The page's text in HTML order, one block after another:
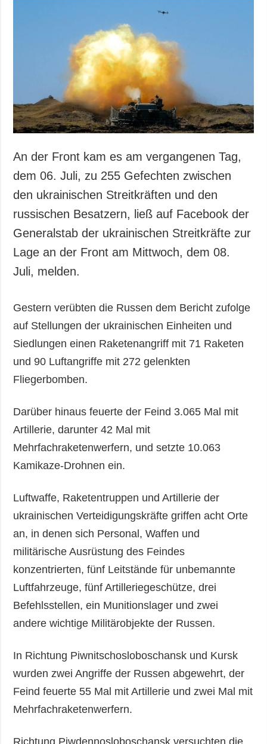
An der Front kam es am vergangenen Tag,
dem 06. Juli, zu 255 Gefechten zwischen
den ukrainischen Streitkräften und den
russischen Besatzern, ließ auf Facebook der
Generalstab der ukrainischen Streitkräfte zur
Lage an der Front am Mittwoch, dem 08.
Juli, melden.
Gestern verübten die Russen dem Bericht zufolge
auf Stellungen der ukrainischen Einheiten und
Siedlungen einen Raketenangriff mit 71 Raketen
und 90 Luftangriffe mit 272 gelenkten
Fliegerbomben.
Darüber hinaus feuerte der Feind 3.065 Mal mit
Artillerie, darunter 42 Mal mit
Mehrfachraketenwerfern, und setzte 10.063
Kamikaze-Drohnen ein.
Luftwaffe, Raketentruppen und Artillerie der
ukrainischen Verteidigungskräfte griffen acht Orte
an, in denen sich Personal, Waffen und
militärische Ausrüstung des Feindes
konzentrierten, fünf Leitstände für unbemannte
Luftfahrzeuge, fünf Artilleriegeschütze, drei
Befehlsstellen, ein Munitionslager und zwei
andere wichtige Militärobjekte der Russen.
In Richtung Piwnitschosloboschansk und Kursk
wurden zwei Angriffe der Russen abgewehrt, der
Feind feuerte 55 Mal mit Artillerie und zwei Mal mit
Mehrfachraketenwerfern.
Richtung Piwdennosloboschansk versuchten die